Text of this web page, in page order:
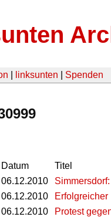
linksunten Spenden
Datum
Titel
06.12.2010
06.12.2010
06.12.2010
Protest